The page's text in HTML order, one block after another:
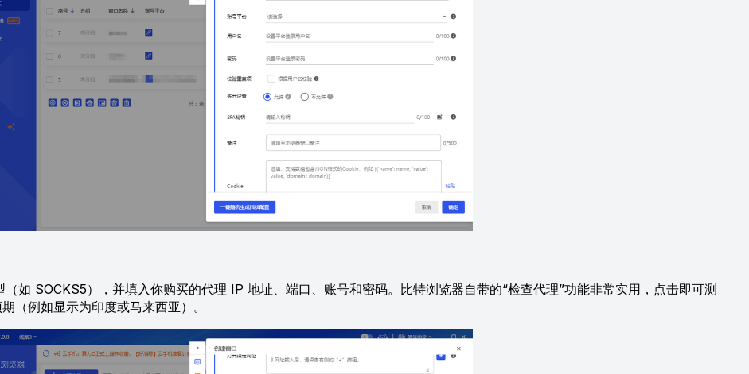
SOCKS5），并填入你购买的代理 IP 地址、端口、账号和密码。比特浏览器自带的“检查代理”功能非常实用，点击即可测
（例如显示为印度或马来西亚）。